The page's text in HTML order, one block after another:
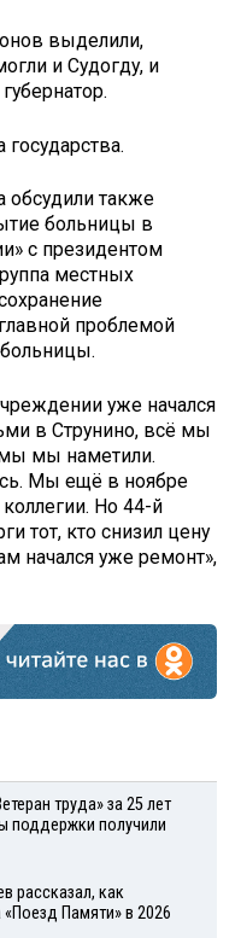
выделили,
и Судогду, и
обсудили также
больницы в
с президентом
местных
проблемой
уже начался
в Струнино, всё мы
мы наметили.
Мы ещё в ноябре
Но 44-й
тот, кто снизил цену
начался уже ремонт»,
труда» за 25 лет
поддержки получили
рассказал, как
Памяти» в 2026